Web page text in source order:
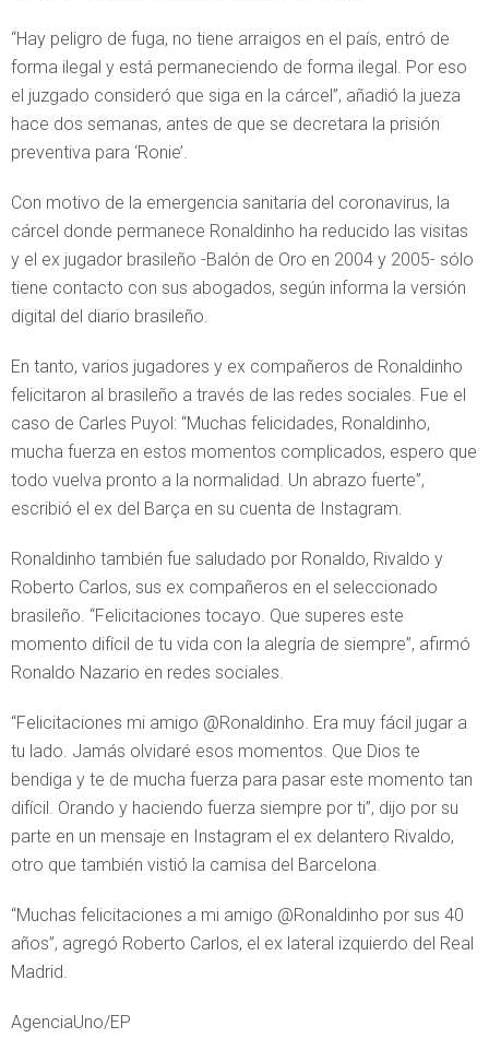
“Hay peligro de fuga, no tiene arraigos en el país, entró de
forma ilegal y está permaneciendo de forma ilegal. Por eso
el juzgado consideró que siga en la cárcel”, añadió la jueza
hace dos semanas, antes de que se decretara la prisión
preventiva para ‘Ronie’.
Con motivo de la emergencia sanitaria del coronavirus, la
cárcel donde permanece Ronaldinho ha reducido las visitas
y el ex jugador brasileño -Balón de Oro en 2004 y 2005- sólo
tiene contacto con sus abogados, según informa la versión
digital del diario brasileño.
En tanto, varios jugadores y ex compañeros de Ronaldinho
felicitaron al brasileño a través de las redes sociales. Fue el
caso de Carles Puyol: “Muchas felicidades, Ronaldinho,
mucha fuerza en estos momentos complicados, espero que
todo vuelva pronto a la normalidad. Un abrazo fuerte”,
escribió el ex del Barça en su cuenta de Instagram.
Ronaldinho también fue saludado por Ronaldo, Rivaldo y
Roberto Carlos, sus ex compañeros en el seleccionado
brasileño. “Felicitaciones tocayo. Que superes este
momento difícil de tu vida con la alegría de siempre”, afirmó
Ronaldo Nazario en redes sociales.
“Felicitaciones mi amigo @Ronaldinho. Era muy fácil jugar a
tu lado. Jamás olvidaré esos momentos. Que Dios te
bendiga y te de mucha fuerza para pasar este momento tan
difícil. Orando y haciendo fuerza siempre por ti”, dijo por su
parte en un mensaje en Instagram el ex delantero Rivaldo,
otro que también vistió la camisa del Barcelona.
“Muchas felicitaciones a mi amigo @Ronaldinho por sus 40
años”, agregó Roberto Carlos, el ex lateral izquierdo del Real
Madrid.
AgenciaUno/EP